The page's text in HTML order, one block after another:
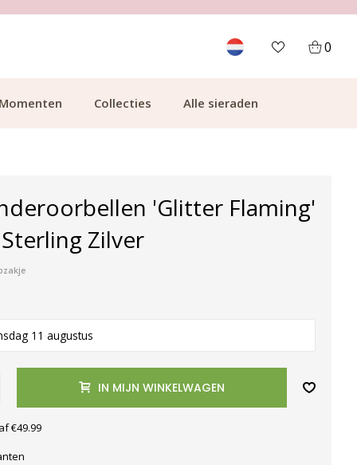
0
Momenten Collecties Alle sieraden
'Glitter Flaming'
Zilver
11 augustus
IN MIJN WINKELWAGEN
€49.99